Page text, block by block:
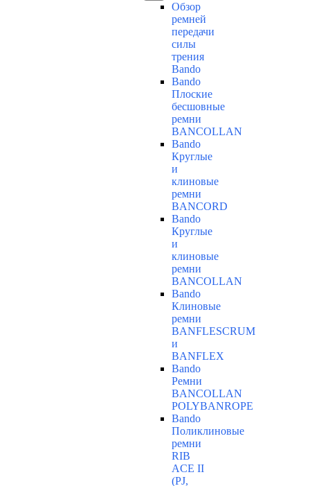
Обзор
ремней
передачи
силы
трения
Bando
Bando
Плоские
бесшовные
ремни
BANCOLLAN
Bando
Круглые
и
клиновые
ремни
BANCORD
Bando
Круглые
и
клиновые
ремни
BANCOLLAN
Bando
Клиновые
ремни
BANFLESCRUM
и
BANFLEX
Bando
Ремни
BANCOLLAN
POLYBANROPE
Bando
Поликлиновые
ремни
RIB
ACE II
(PJ,